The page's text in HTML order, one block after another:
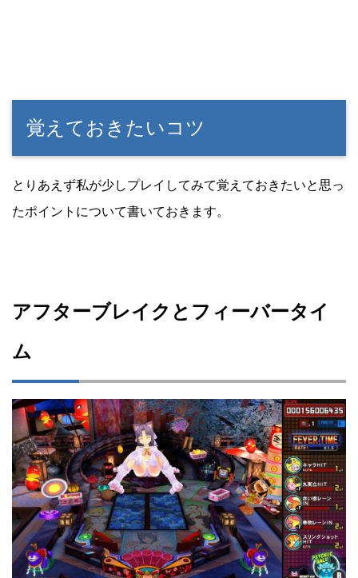
覚えておきたいコツ
とりあえず私が少しプレイしてみて覚えておきたいと思っ
たポイントについて書いておきます。
アフターブレイクとフィーバータイ
ム